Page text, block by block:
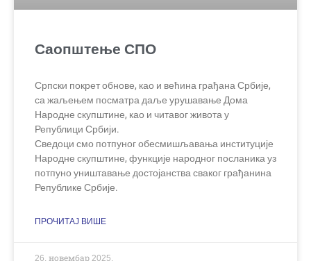
Саопштење СПО
Српски покрет обнове, као и већина грађана Србије,
са жаљењем посматра даље урушавање Дома
Народне скупштине, као и читавог живота у
Републици Србији.
Сведоци смо потпуног обесмишљавања институције
Народне скупштине, функције народног посланика уз
потпуно уништавање достојанства сваког грађанина
Републике Србије.
ПРОЧИТАЈ ВИШЕ
26. новембар 2025.